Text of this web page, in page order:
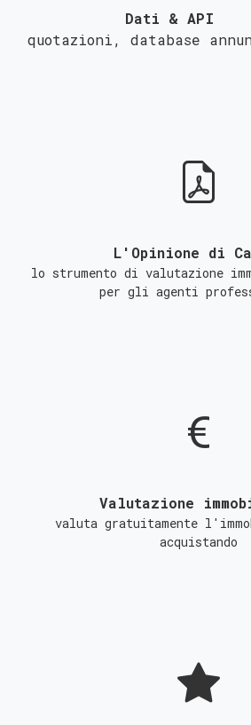
Dati & API
quotazioni, database
L'Opinione di
lo strumento di valutazione
per gli agenti
Valutazione
valuta gratuitamente
acquistando